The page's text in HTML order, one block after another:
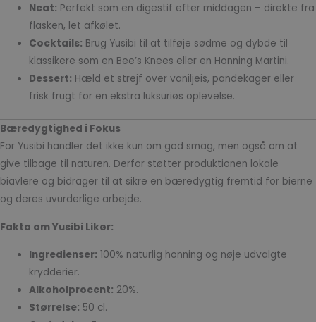
Neat: Perfekt som en digestif efter middagen – direkte fra
flasken, let afkølet.
Cocktails: Brug Yusibi til at tilføje sødme og dybde til
klassikere som en Bee’s Knees eller en Honning Martini.
Dessert: Hæld et strejf over vaniljeis, pandekager eller
frisk frugt for en ekstra luksuriøs oplevelse.
Bæredygtighed i Fokus
For Yusibi handler det ikke kun om god smag, men også om at
give tilbage til naturen. Derfor støtter produktionen lokale
biavlere og bidrager til at sikre en bæredygtig fremtid for bierne
og deres uvurderlige arbejde.
Fakta om Yusibi Likør:
Ingredienser: 100% naturlig honning og nøje udvalgte
krydderier.
Alkoholprocent: 20%.
Størrelse: 50 cl.